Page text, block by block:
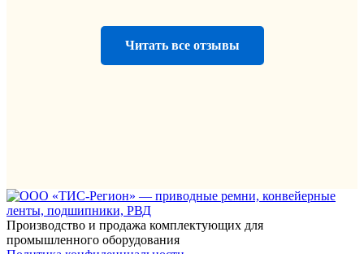
Читать все отзывы
Производство и продажа комплектующих для
промышленного оборудования